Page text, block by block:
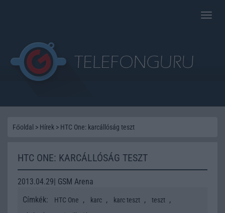
Toggle
Főoldal > Hírek > HTC One: karcállóság teszt
HTC ONE: KARCÁLLÓSÁG TESZT
2013.04.29| GSM Arena
Címkék:
HTC One , karc , karc teszt , teszt ,